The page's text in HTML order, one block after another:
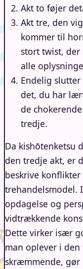
Akt to føjer
Akt tre, den
kommer til
stort twist,
alle
Endelig
det, du har
de
tredje.
Da kishōtenketsu
den tredje akt, er
beskrive
trehandelsmodel.
opdagelse og
vidtrækkende
Dette virker især
man oplever i
skræmmende,